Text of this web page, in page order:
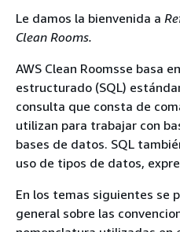
Le damos la bienvenida a
Clean Rooms.
AWS Clean Roomsse basa
estructurado (SQL)
consulta que consta de
utilizan para trabajar con
bases de datos. SQL
uso de tipos de datos,
En los temas siguientes se
general sobre las